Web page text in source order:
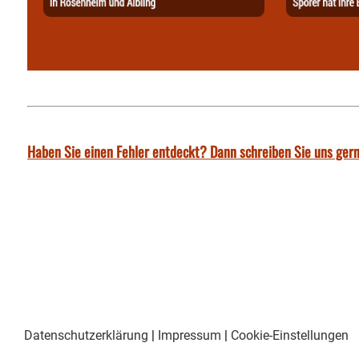
Haben Sie einen Fehler entdeckt? Dann schreiben Sie uns
Datenschutzerklärung | Impressum | Cookie-Einstellungen